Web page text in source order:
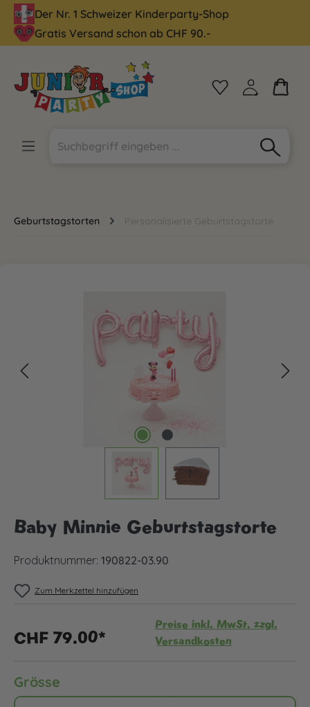
springen
Der Nr. 1 Schweizer Kinderparty-Shop
Gratis Versand schon ab CHF 90.-
Geburtstagstorten Personalisierte Geburtstagstorte
Baby Minnie Geburtstagstorte
Produktnummer: 190822-03.90
Zum Merkzettel hinzufügen
CHF 79.00*
Preise inkl. MwSt. zzgl.
Versandkosten
Grösse